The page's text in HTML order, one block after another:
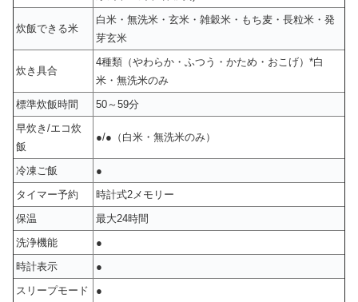
炊飯できる米
白米・無洗米・玄米・雑穀米・もち麦・長粒米・発
芽玄米
炊き具合
4種類（やわらか・ふつう・かため・おこげ）*白
米・無洗米のみ
標準炊飯時間
50～59分
早炊き/エコ炊
飯
●/●（白米・無洗米のみ）
冷凍ご飯
●
タイマー予約
時計式2メモリー
保温
最大24時間
洗浄機能
●
時計表示
●
スリープモード
●